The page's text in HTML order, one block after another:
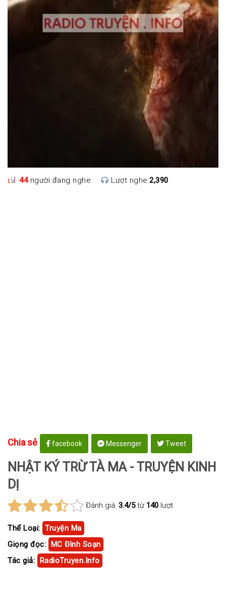
44người đang nghe Lượt nghe:2,390
Chia sẻ facebook Messenger Tweet
NHẬT KÝ TRỪ TÀ MA - TRUYỆN KINH
DỊ
Đánh giá: 3.4/5từ 140 lượt
Thể Loại: Truyện Ma
Giọng đọc: MC Đình Soạn
Tác giả: RadioTruyen.Info